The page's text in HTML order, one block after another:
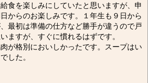
食を楽しみにしていたと思いますが、申
からのお楽しみです。１年生も９日から
最初は準備の仕方など勝手が違うので戸
ますが、すぐに慣れるはずです。
が格別においしかったです。スープはい
した。